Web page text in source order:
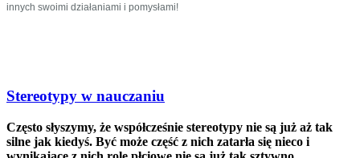
innych swoimi działaniami i pomysłami!
Stereotypy w nauczaniu
Często słyszymy, że współcześnie stereotypy nie są już aż tak
silne jak kiedyś. Być może część z nich zatarła się nieco i